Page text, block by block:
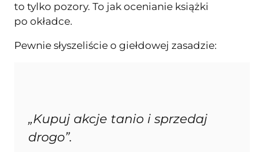
to tylko pozory. To jak ocenianie książki
po okładce.
Pewnie słyszeliście o giełdowej zasadzie:
„Kupuj akcje tanio i sprzedaj
drogo”.